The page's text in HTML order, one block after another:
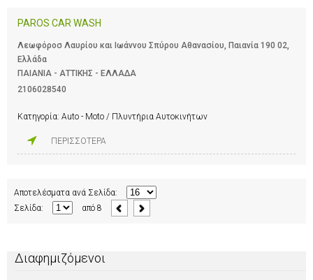
PAROS CAR WASH
Λεωφόροσ Λαυρίου και Ιωάννου Σπύρου Αθανασίου, Παιανία 190 02,
Ελλάδα
ΠΑΙΑΝΙΑ - ΑΤΤΙΚΗΣ - ΕΛΛΑΔΑ
2106028540
Κατηγορία: Auto - Moto / Πλυντήρια Αυτοκινήτων
ΠΕΡΙΣΣΟΤΕΡΑ
Αποτελέσματα ανά Σελίδα:
Σελίδα:
από 8
Διαφημιζόμενοι